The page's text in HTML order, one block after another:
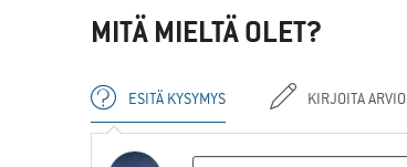
MITÄ MIELTÄ OLET?
ESITÄ KYSYMYS KIRJOITA ARVIO